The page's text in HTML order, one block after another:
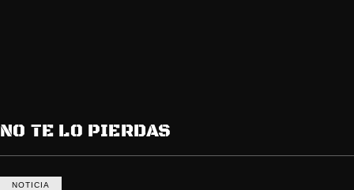
NO TE LO PIERDAS
NOTICIA